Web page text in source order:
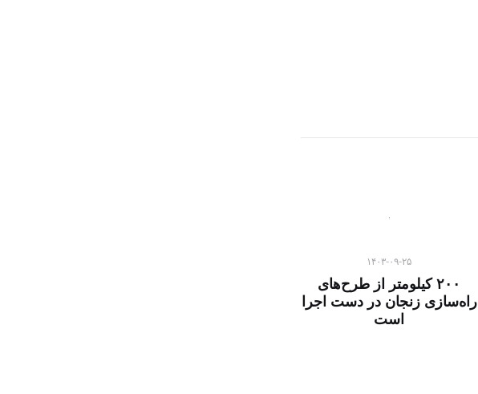
۱۴۰۳-۰۹-۲۵
۲۰۰ کیلومتر از طرح‌های
راه‌سازی زنجان در دست اجرا
است